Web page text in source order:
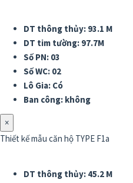
DT thông thủy: 93.1 M
DT tim tường: 97.7M
Số PN: 03
Số WC: 02
Lô Gia: Có
Ban công: không
×
Thiết kế mẫu căn hộ TYPE F1a
DT thông thủy: 45.2 M